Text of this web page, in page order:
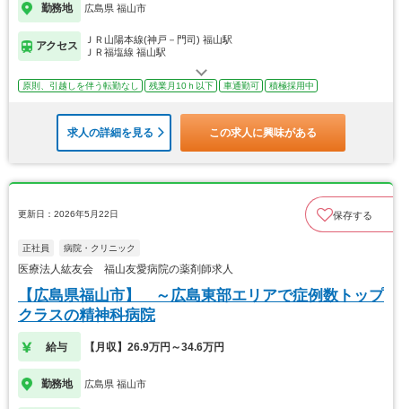
勤務地 広島県 福山市
アクセス
ＪＲ山陽本線(神戸－門司) 福山駅
ＪＲ福塩線 福山駅
原則、引越しを伴う転勤なし 残業月10ｈ以下 車通勤可 積極採用中
求人の詳細を見る この求人に興味がある
更新日：2026年5月22日 保存する
正社員 病院・クリニック
医療法人紘友会 福山友愛病院の薬剤師求人
【広島県福山市】 ～広島東部エリアで症例数トップ
クラスの精神科病院
給与 【月収】26.9万円～34.6万円
勤務地 広島県 福山市